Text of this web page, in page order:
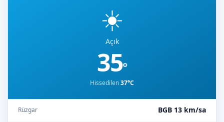
☀️
Açık
35°
Hissedilen37°C
Rüzgar BGB 13 km/sa